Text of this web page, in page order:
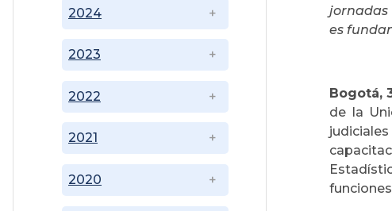
2020
2021
2022
2023
2024
jornadas
es
Bogotá,
de la